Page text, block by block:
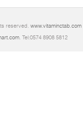
reserved. www.vitaminctab.com
. Tel:0574 8908 5812